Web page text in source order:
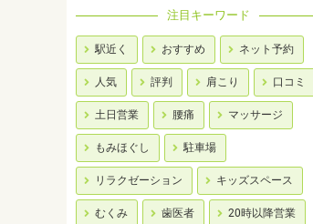
注目キーワード
駅近く おすすめ ネット予約
人気 評判 肩こり 口コミ
土日営業 腰痛 マッサージ
もみほぐし 駐車場
リラクゼーション キッズスペース
むくみ 歯医者 20時以降営業